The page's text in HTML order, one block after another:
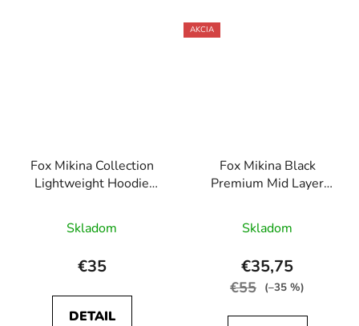
Fox Mikina Collection
Lightweight Hoodie
Skladom
€35
DETAIL
AKCIA
Fox Mikina Black
Premium Mid Layer
Skladom
€35,75
€55 (–35 %)